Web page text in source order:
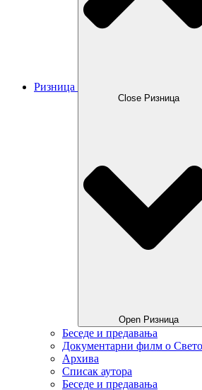
Ризница
Close Ризница
Open Ризница
Беседе и предавања
Документарни филм о
Архива
Списак аутора
Беседе и предавања